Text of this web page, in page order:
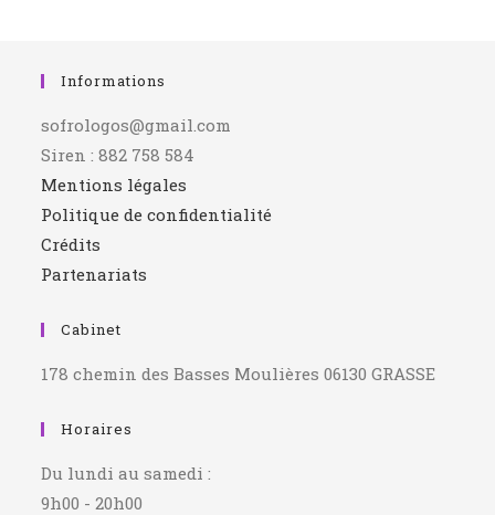
Informations
sofrologos@gmail.com
Siren : 882 758 584
Mentions légales
Politique de confidentialité
Crédits
Partenariats
Cabinet
178 chemin des Basses Moulières 06130 GRASSE
Horaires
Du lundi au samedi :
9h00 - 20h00